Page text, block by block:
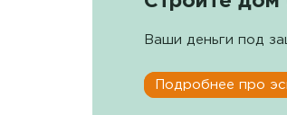
Ваши деньги под
Подробнее про